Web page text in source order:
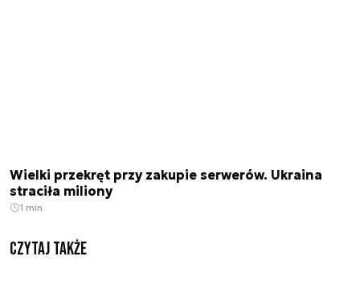
Wielki przekręt przy zakupie serwerów. Ukraina
straciła miliony
1 min.
Czytaj także